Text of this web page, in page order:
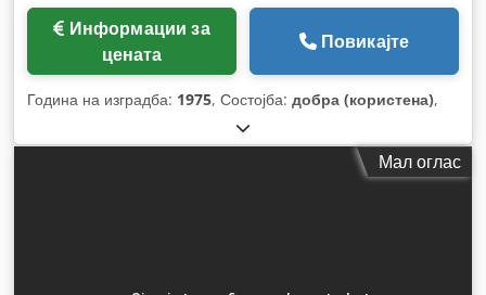
цената
Повикајте
Година на изградба: 1975, Состојба: добра (користена),
Мал оглас